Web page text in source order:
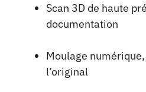
Scan 3D de haute
documentation
Moulage
l’original